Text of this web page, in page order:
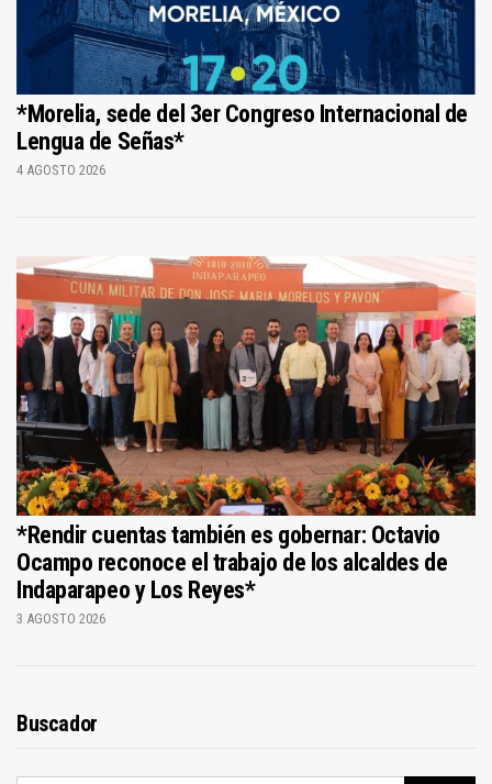
*Morelia, sede del 3er Congreso Internacional de
Lengua de Señas*
4 AGOSTO 2026
*Rendir cuentas también es gobernar: Octavio
Ocampo reconoce el trabajo de los alcaldes de
Indaparapeo y Los Reyes*
3 AGOSTO 2026
Buscador